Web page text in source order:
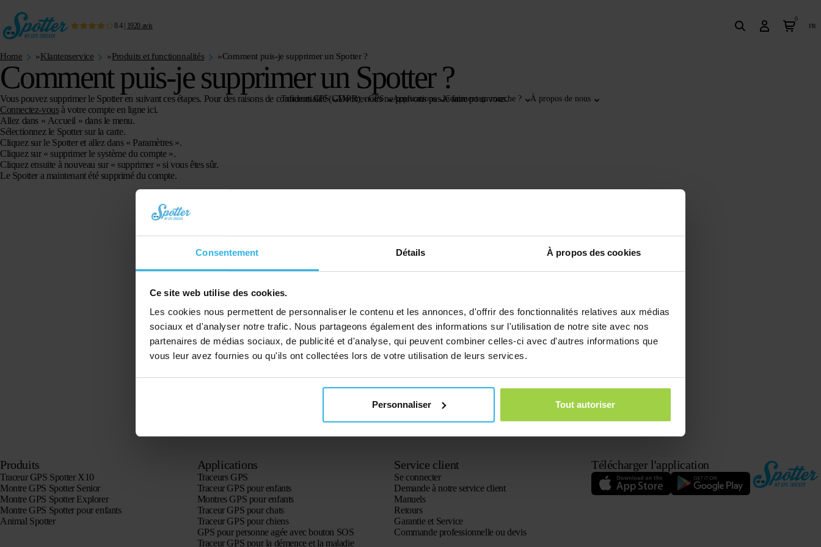
Consentement Détails À propos des cookies
Ce site web utilise des cookies.
Les cookies nous permettent de personnaliser le contenu et les annonces, d'offrir des fonctionnalités relatives aux médias
sociaux et d'analyser notre trafic. Nous partageons également des informations sur l'utilisation de notre site avec nos
partenaires de médias sociaux, de publicité et d'analyse, qui peuvent combiner celles-ci avec d'autres informations que
vous leur avez fournies ou qu'ils ont collectées lors de votre utilisation de leurs services.
Personnaliser Tout autoriser
8.4| 1920 avis
Traceurs GPS Montres GPS Applications Comment ça marche ? À propos de nous
0
fr
Home »Klantenservice »Produits et functionnalités »Comment puis-je supprimer un Spotter ?
Comment puis-je supprimer un Spotter ?
Vous pouvez supprimer le Spotter en suivant ces étapes. Pour des raisons de confidentialité (GDPR), nous ne pouvons pas le faire pour vous.
Connectez-vousà votre compte en ligne ici.
Allez dans « Accueil » dans le menu.
Sélectionnez le Spotter sur la carte.
Cliquez sur le Spotter et allez dans « Paramètres ».
Cliquez sur « supprimer le système du compte ».
Cliquez ensuite à nouveau sur « supprimer » si vous êtes sûr.
Le Spotter a maintenant été supprimé du compte.
Produits
Traceur GPS Spotter X10
Montre GPS Spotter Senior
Montre GPS Spotter Explorer
Montre GPS Spotter pour enfants
Animal Spotter
Applications
Traceurs GPS
Traceur GPS pour enfants
Montres GPS pour enfants
Traceur GPS pour chats
Traceur GPS pour chiens
GPS pour personne agée avec bouton SOS
Traceur GPS pour la démence et la maladie
Service client
Se connecter
Demande à notre service client
Manuels
Retours
Garantie et Service
Commande professionnelle ou devis
Télécharger l'application